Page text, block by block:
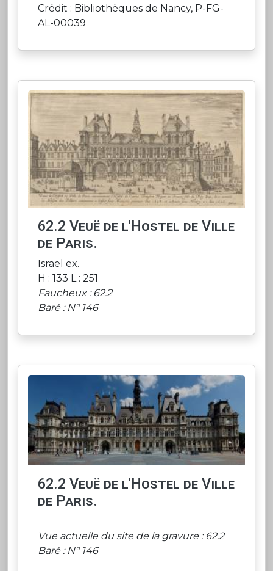
Crédit : Bibliothèques de Nancy, P-FG-
AL-00039
62.2 Veuë de l'Hostel de Ville
de Paris.
Israël ex.
H : 133 L : 251
Faucheux : 62.2
Baré : N° 146
62.2 Veuë de l'Hostel de Ville
de Paris.
Vue actuelle du site de la gravure : 62.2
Baré : N° 146